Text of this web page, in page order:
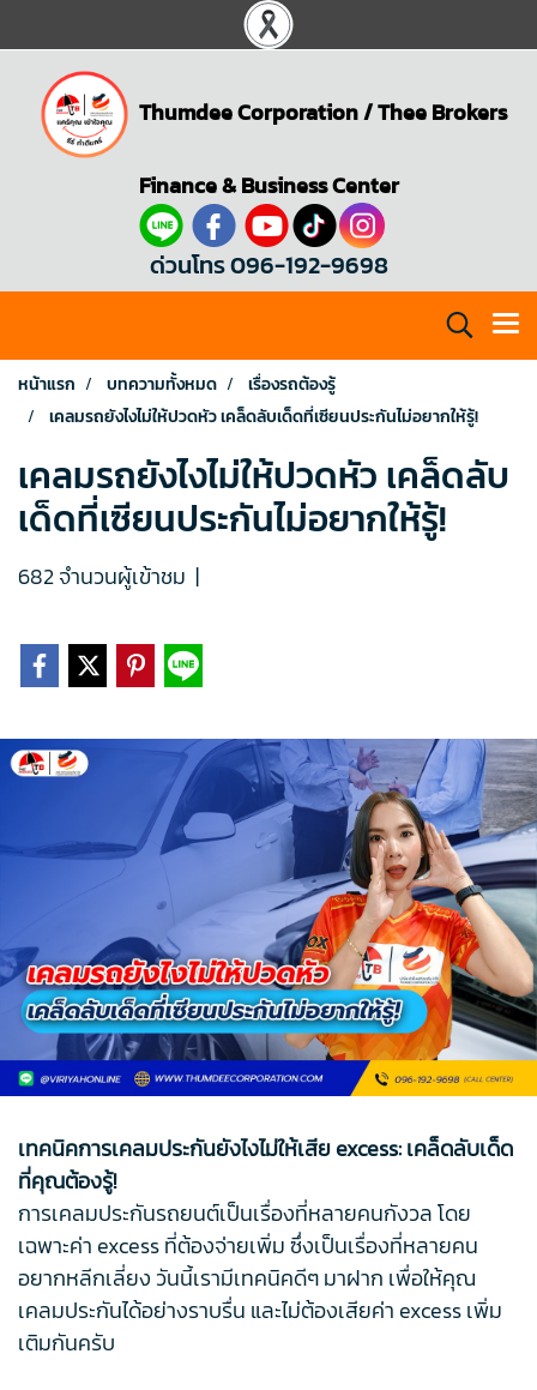
Thumdee Corporation/Thee Brokers
Finance & Business Center
ด่วนโทร 096-192-9698
หน้าแรก บทความทั้งหมด
เรื่องรถต้องรู้
เคลมรถยังไงไม่ให้ปวดหัว เคล็ดลับเด็ดที่เซียนประกันไม่อยากให้รู้!
เคลมรถยังไงไม่ให้ปวดหัว เคล็ดลับ
เด็ดที่เซียนประกันไม่อยากให้รู้!
682 จำนวนผู้เข้าชม |
เทคนิคการเคลมประกันยังไงไม่ให้เสีย excess: เคล็ดลับเด็ด
ที่คุณต้องรู้!
การเคลมประกันรถยนต์เป็นเรื่องที่หลายคนกังวล โดย
เฉพาะค่า excess ที่ต้องจ่ายเพิ่ม ซึ่งเป็นเรื่องที่หลายคน
อยากหลีกเลี่ยง วันนี้เรามีเทคนิคดีๆ มาฝาก เพื่อให้คุณ
เคลมประกันได้อย่างราบรื่น และไม่ต้องเสียค่า excess เพิ่ม
เติมกันครับ